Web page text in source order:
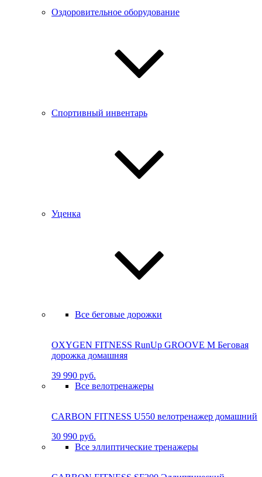
Оздоровительное оборудование
Спортивный инвентарь
Уценка
Все беговые дорожки
OXYGEN FITNESS RunUp GROOVE M Бе­го­вая
до­рож­ка до­маш­няя
39 990 руб.
Все велотренажеры
CARBON FITNESS U550 велотренажер домашний
30 990 руб.
Все эллиптические тренажеры